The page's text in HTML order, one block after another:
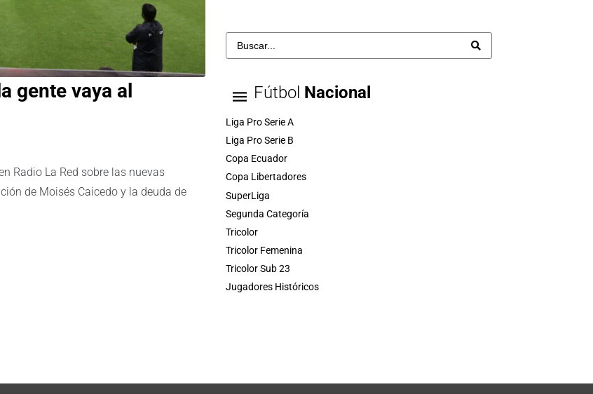
gente vaya al
Radio La Red sobre las nuevas
de Moisés Caicedo y la deuda de
Fútbol Nacional
Liga Pro Serie A
Liga Pro Serie B
Copa Ecuador
Copa Libertadores
SuperLiga
Segunda Categoría
Tricolor
Tricolor Femenina
Tricolor Sub 23
Jugadores Históricos